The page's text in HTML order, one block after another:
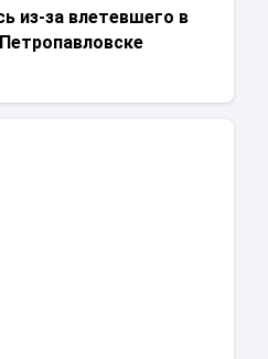
из-за влетевшего в